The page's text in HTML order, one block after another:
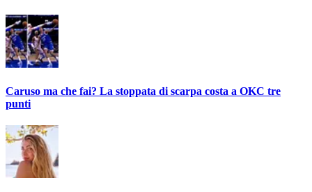
Caruso ma che fai? La stoppata di scarpa costa a OKC tre
punti